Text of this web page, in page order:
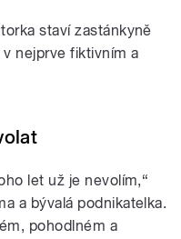
staví zastánkyně
nejprve fiktivním a
let už je nevolím,“
a bývalá podnikatelka.
pohodlném a